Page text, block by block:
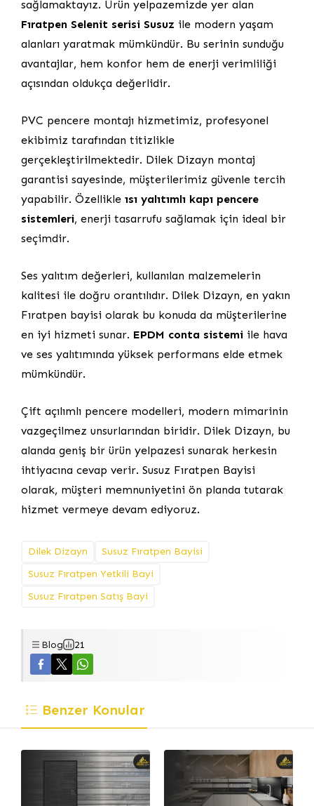
sağlamaktayız. Ürün yelpazemizde yer alan
Fıratpen Selenit serisi Susuz ile modern yaşam
alanları yaratmak mümkündür. Bu serinin sunduğu
avantajlar, hem konfor hem de enerji verimliliği
açısından oldukça değerlidir.
PVC pencere montajı hizmetimiz, profesyonel
ekibimiz tarafından titizlikle
gerçekleştirilmektedir. Dilek Dizayn montaj
garantisi sayesinde, müşterilerimiz güvenle tercih
yapabilir. Özellikle ısı yalıtımlı kapı pencere
sistemleri, enerji tasarrufu sağlamak için ideal bir
seçimdir.
Ses yalıtım değerleri, kullanılan malzemelerin
kalitesi ile doğru orantılıdır. Dilek Dizayn, en yakın
Fıratpen bayisi olarak bu konuda da müşterilerine
en iyi hizmeti sunar. EPDM conta sistemi ile hava
ve ses yalıtımında yüksek performans elde etmek
mümkündür.
Çift açılımlı pencere modelleri, modern mimarinin
vazgeçilmez unsurlarından biridir. Dilek Dizayn, bu
alanda geniş bir ürün yelpazesi sunarak herkesin
ihtiyacına cevap verir. Susuz Fıratpen Bayisi
olarak, müşteri memnuniyetini ön planda tutarak
hizmet vermeye devam ediyoruz.
Dilek Dizayn
Susuz Fıratpen Bayisi
Susuz Fıratpen Yetkili Bayi
Susuz Fıratpen Satış Bayi
Blog 21
Benzer Konular